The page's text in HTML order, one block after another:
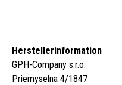
Herstellerinformation
GPH-Company s.r.o.
Priemyselna 4/1847